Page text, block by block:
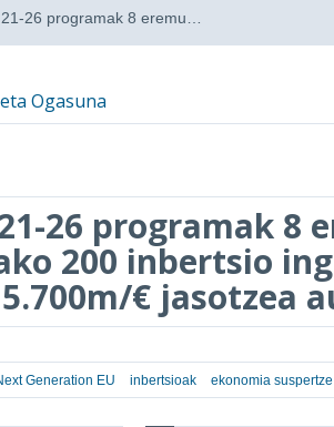
26 programak 8 eremu…
Ogasuna
26 programak 8
200 inbertsio
€ jasotzea
Generation EU inbertsioak ekonomia suspertze